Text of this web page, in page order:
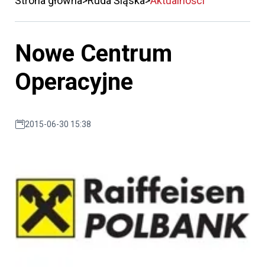
Nowe Centrum
Operacyjne
2015-06-30 15:38